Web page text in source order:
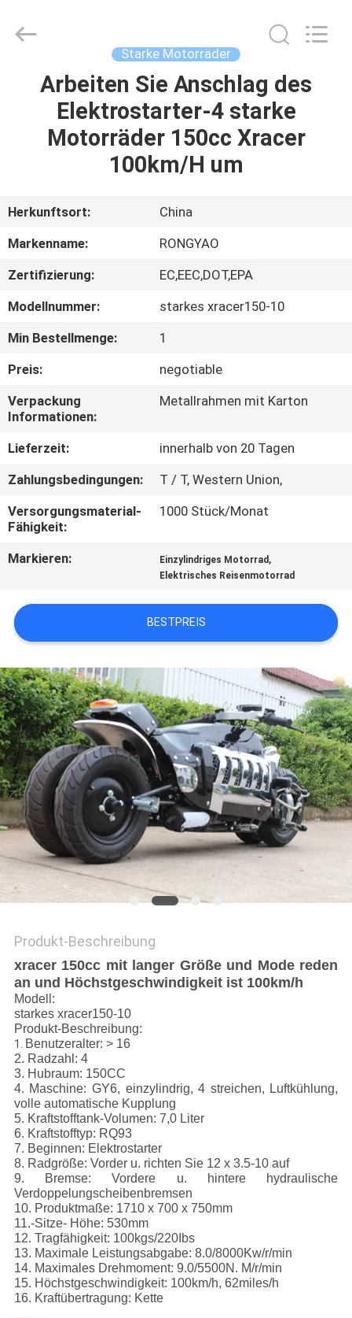
HAUS
PRODUKTE
UNS
AUSFLUG
QUALITÄTSKONTROLLE
TRETEN
SIE
MIT
UNS
VERBINDUNG
SIE
EIN
ZITAT
SITEMAP
DATENSCHUTZRICHTLINIE
Co.,Ltd.
Starke Motorräder
Arbeiten Sie Anschlag des
Elektrostarter-4 starke
Motorräder 150cc Xracer
100km/H um
Herkunftsort:
China
Markenname:
RONGYAO
Zertifizierung:
EC,EEC,DOT,EPA
Modellnummer:
starkes xracer150-10
Min Bestellmenge:
1
Preis:
negotiable
Verpackung
Informationen:
Metallrahmen mit Karton
Lieferzeit:
innerhalb von 20 Tagen
Zahlungsbedingungen:
T / T, Western Union,
Versorgungsmaterial-
Fähigkeit:
1000 Stück/Monat
Markieren: Einzylindriges Motorrad ,
Elektrisches Reisenmotorrad
BESTPREIS
Produkt-Beschreibung
xracer 150cc mit langer Größe und Mode reden
an und Höchstgeschwindigkeit ist 100km/h
Modell:
starkes xracer150-10
Produkt-Beschreibung:
1. Benutzeralter: > 16
2. Radzahl: 4
3. Hubraum: 150CC
4. Maschine: GY6, einzylindrig, 4 streichen, Luftkühlung,
volle automatische Kupplung
5. Kraftstofftank-Volumen: 7,0 Liter
6. Kraftstofftyp: RQ93
7. Beginnen: Elektrostarter
8. Radgröße: Vorder u. richten Sie 12 x 3.5-10 auf
9. Bremse: Vordere u. hintere hydraulische
Verdoppelungscheibenbremsen
10. Produktmaße: 1710 x 700 x 750mm
11.-Sitze- Höhe: 530mm
12. Tragfähigkeit: 100kgs/220Ibs
13. Maximale Leistungsabgabe: 8.0/8000Kw/r/min
14. Maximales Drehmoment: 9.0/5500N. M/r/min
15. Höchstgeschwindigkeit: 100km/h, 62miles/h
16. Kraftübertragung: Kette